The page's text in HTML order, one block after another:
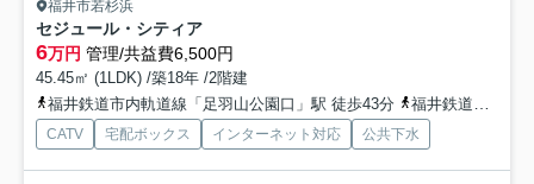
福井市若杉浜
セジュール・シティア
6万円 管理/共益費6,500円
45.45㎡ (1LDK) /築18年 /2階建
福井鉄道市内軌道線「足羽山公園口」駅 徒歩43分
福井鉄道市内軌道線「商工会議所前」駅 徒歩43分
CATV 宅配ボックス インターネット対応 公共下水